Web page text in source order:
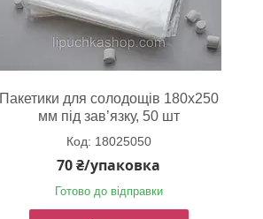
Пакетики для солодощів 180х250
мм під зав’язку, 50 шт
18025050
70 ₴/упаковка
Готово до відправки